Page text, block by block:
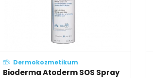
Dermokozmetikum
Bioderma Atoderm SOS Spray